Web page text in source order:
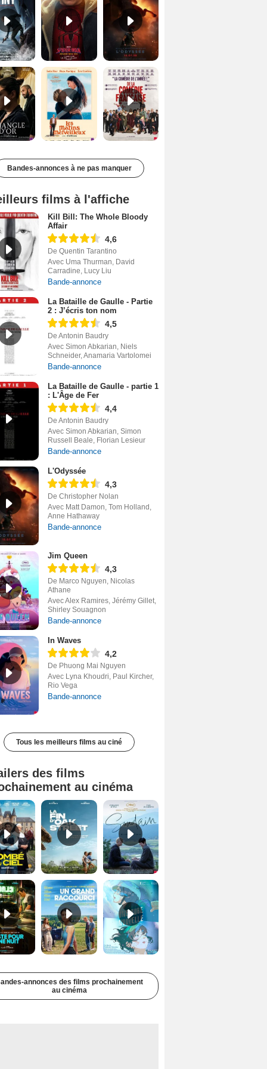
Le Triangle d'or Bande-annonce VF De la Comédie-Française Teaser VF
Bandes-annonces à ne pas manquer
films à l'affiche
Kill Bill: The Whole Bloody
Affair
4,6
De Quentin Tarantino
Avec Uma Thurman, David
Carradine, Lucy Liu
Bande-annonce
La Bataille de Gaulle - Partie
2 : J’écris ton nom
4,5
De Antonin Baudry
Avec Simon Abkarian, Niels
Schneider, Anamaria Vartolomei
Bande-annonce
La Bataille de Gaulle - partie 1
: L'Âge de Fer
4,4
De Antonin Baudry
Avec Simon Abkarian, Simon
Russell Beale, Florian Lesieur
Bande-annonce
L'Odyssée
4,3
De Christopher Nolan
Avec Matt Damon, Tom Holland,
Anne Hathaway
Bande-annonce
Jim Queen
4,3
De Marco Nguyen, Nicolas
Athane
Avec Alex Ramires, Jérémy Gillet,
Shirley Souagnon
Bande-annonce
In Waves
4,2
De Phuong Mai Nguyen
Avec Lyna Khoudri, Paul Kircher,
Rio Vega
Bande-annonce
Tous les meilleurs films au ciné
des films
au cinéma
Tombé du ciel Bande-annonce VF La fin d’Oak Street Bande-annonce VO STFR
Juste pour une nuit Bande-annonce VO STFR Un grand raccourci Bande-annonce VF Une aube nouvelle Bande-annonce VO STFR
annonces des films prochainement
au cinéma